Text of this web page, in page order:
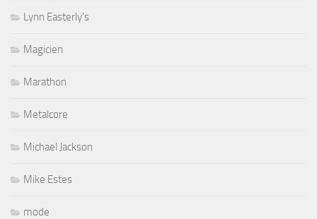
Lynn Easterly's
Magicien
Marathon
Metalcore
Michael Jackson
Mike Estes
mode